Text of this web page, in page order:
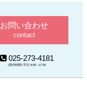
お問い合わせ
contact
025-273-4181
(受付時間) 平日 9:00～17:00